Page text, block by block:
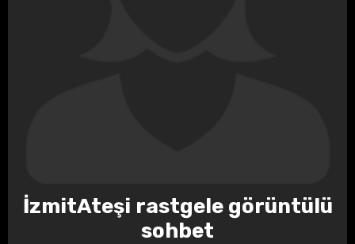
İzmitAteşi rastgele görüntülü
sohbet